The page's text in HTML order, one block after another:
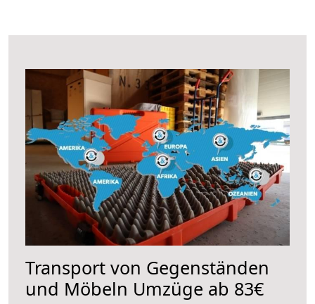
Transport von Gegenständen
und Möbeln Umzüge ab 83€